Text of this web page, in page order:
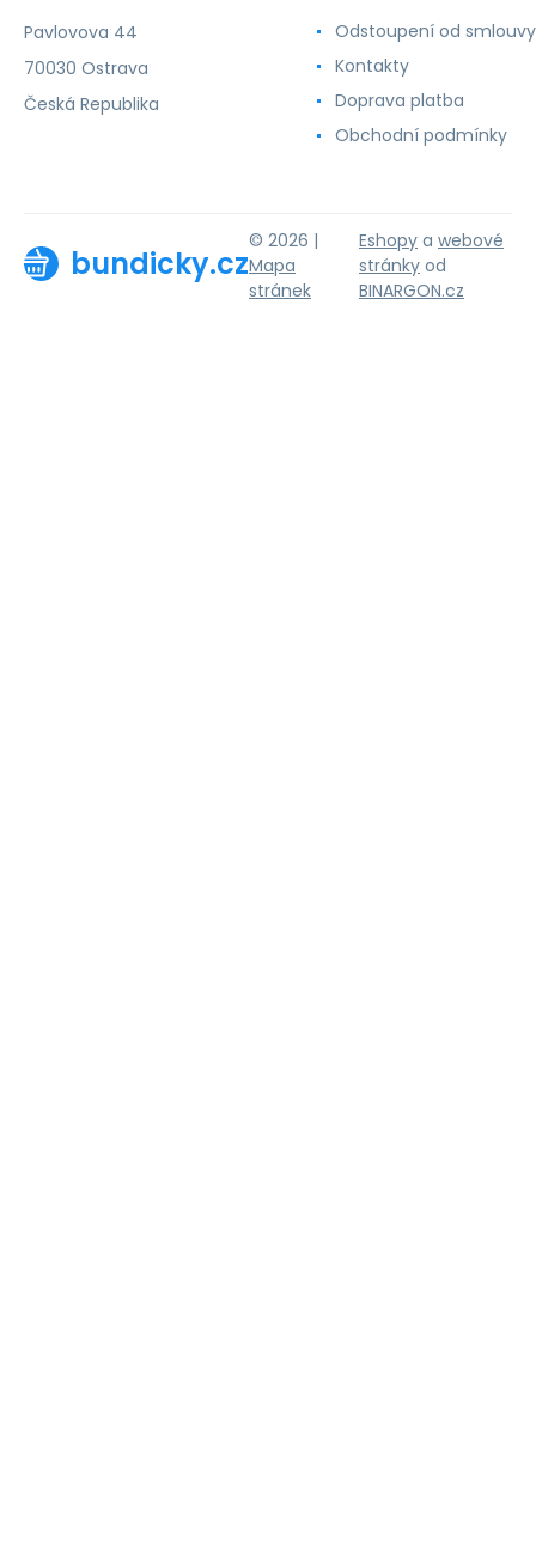
Pavlovova 44
70030 Ostrava
Česká Republika
Odstoupení od smlouvy
Kontakty
Doprava platba
Obchodní podmínky
bundicky.cz
© 2026 |
Mapa
stránek
Eshopy a webové
stránky od
BINARGON.cz